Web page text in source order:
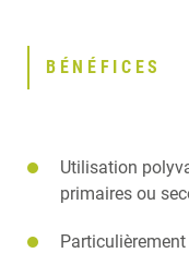
BÉNÉFICES
Utilisation
primaires ou